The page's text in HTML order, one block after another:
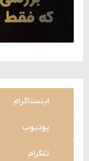
اینستاگرام
یوتیوب
تلگرام